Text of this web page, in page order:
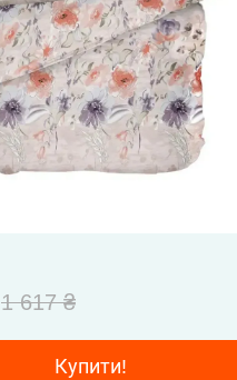
1 617 ₴
Купити!